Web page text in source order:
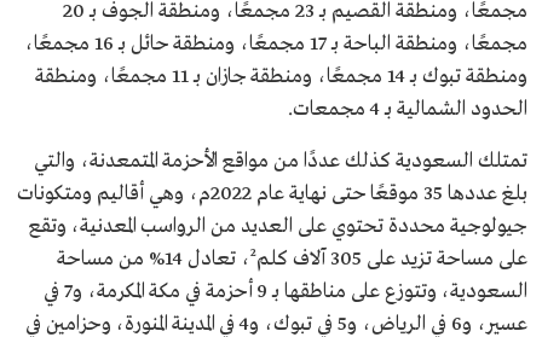
مجمعًا، ومنطقة القصيم بـ 23 مجمعًا، ومنطقة الجوف بـ 20
مجمعًا، ومنطقة الباحة بـ 17 مجمعًا، ومنطقة حائل بـ 16 مجمعًا،
ومنطقة تبوك بـ 14 مجمعًا، ومنطقة جازان بـ 11 مجمعًا، ومنطقة
الحدود الشمالية بـ 4 مجمعات.
تمتلك السعودية كذلك عددًا من مواقع الأحزمة المتمعدنة، والتي
بلغ عددها 35 موقعًا حتى نهاية عام 2022م، وهي أقاليم ومتكونات
جيولوجية محددة تحتوي على العديد من الرواسب المعدنية، وتقع
على مساحة تزيد على 305 آلاف كلم²، تعادل 14% من مساحة
السعودية، وتتوزع على مناطقها بـ 9 أحزمة في مكة المكرمة، و7 في
عسير، و6 في الرياض، و5 في تبوك، و4 في المدينة المنورة، وحزامين في